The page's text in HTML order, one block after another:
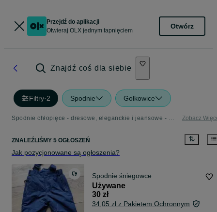
Przejdź do aplikacji
Otwieraj OLX jednym tapnięciem
Otwórz
Znajdź coś dla siebie
Filtry·2 Spodnie Gołkowice
Spodnie chłopięce - dresowe, eleganckie i jeansowe - OLX.pl Zobacz
ZNALEŹLIŚMY 5 OGŁOSZEŃ
Jak pozycjonowane są ogłoszenia?
Spodnie śniegowce
Używane
30 zł
34,05 zł z Pakietem Ochronnym